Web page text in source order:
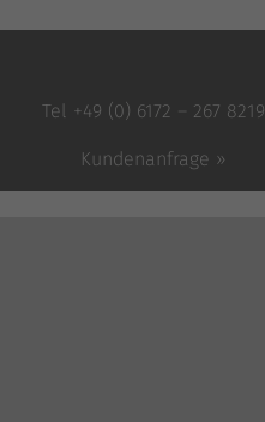
Tel +49 (0) 6172 – 267 8219
Kundenanfrage »